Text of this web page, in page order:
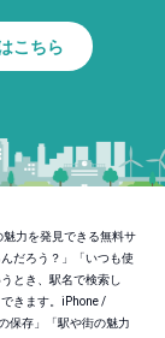
こちら
力を発見できる無料サ
だろう？」「いつも使
とき、駅名で検索し
きます。iPhone /
保存」「駅や街の魅力